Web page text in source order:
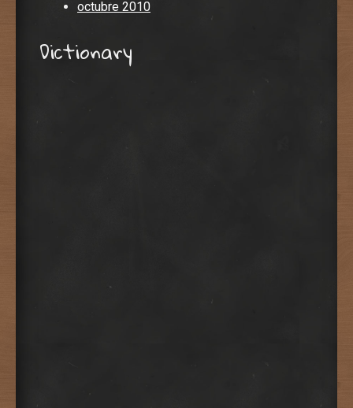
octubre 2010
Dictionary